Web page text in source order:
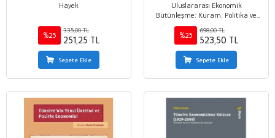
Hayek
%25
335,00 TL
251,25 TL
Sepete Ekle
Uluslararası Ekonomik
Bütünleşme: Kuram, Politika ve
Uygulama AB ve Dünya Örnekleri
%25
698,00 TL
523,50 TL
Sepete Ekle